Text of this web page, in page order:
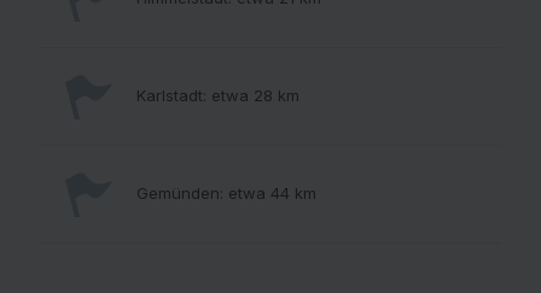
Karlstadt: etwa 28 km
Gemünden: etwa 44 km